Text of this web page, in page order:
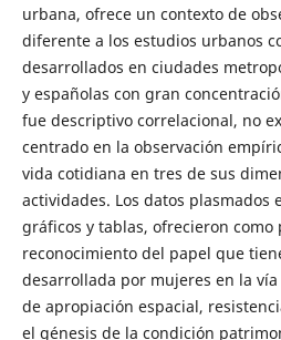
urbana, ofrece un contexto de
diferente a los estudios urbanos
desarrollados en ciudades
y españolas con gran
fue descriptivo correlacional, no
centrado en la observación
vida cotidiana en tres de sus
actividades. Los datos plasmados
gráficos y tablas, ofrecieron
reconocimiento del papel que
desarrollada por mujeres en la
de apropiación espacial,
el génesis de la condición